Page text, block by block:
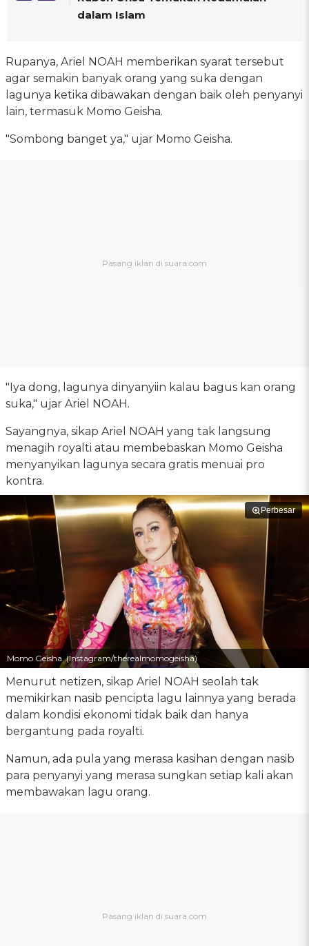
dalam Islam
Rupanya, Ariel NOAH memberikan syarat tersebut
agar semakin banyak orang yang suka dengan
lagunya ketika dibawakan dengan baik oleh penyanyi
lain, termasuk Momo Geisha.
"Sombong banget ya," ujar Momo Geisha.
"Iya dong, lagunya dinyanyiin kalau bagus kan orang
suka," ujar Ariel NOAH.
Sayangnya, sikap Ariel NOAH yang tak langsung
menagih royalti atau membebaskan Momo Geisha
menyanyikan lagunya secara gratis menuai pro
kontra.
Perbesar
Momo Geisha. (Instagram/therealmomogeisha)
Menurut netizen, sikap Ariel NOAH seolah tak
memikirkan nasib pencipta lagu lainnya yang berada
dalam kondisi ekonomi tidak baik dan hanya
bergantung pada royalti.
Namun, ada pula yang merasa kasihan dengan nasib
para penyanyi yang merasa sungkan setiap kali akan
membawakan lagu orang.